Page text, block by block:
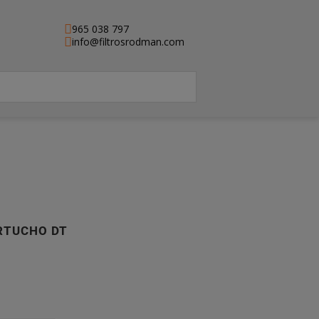
965 038 797
info@filtrosrodman.com
DT